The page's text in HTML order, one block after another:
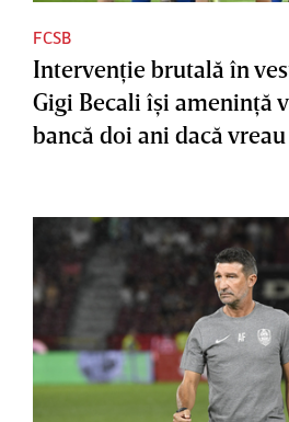
FCSB
Intervenţie brutală în
Gigi Becali îşi ameninţă
bancă doi ani dacă